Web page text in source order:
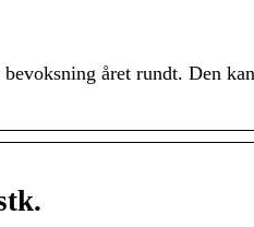
året rundt. Den